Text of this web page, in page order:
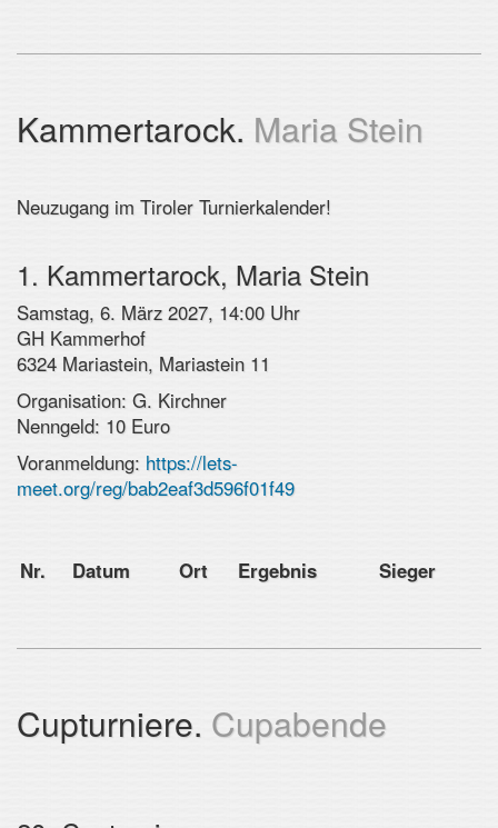
Kammertarock. Maria Stein
Neuzugang im Tiroler Turnierkalender!
1. Kammertarock, Maria Stein
Samstag, 6. März 2027, 14:00 Uhr
GH Kammerhof
6324 Mariastein, Mariastein 11
Organisation: G. Kirchner
Nenngeld: 10 Euro
Voranmeldung: https://lets-
meet.org/reg/bab2eaf3d596f01f49
Nr. Datum Ort Ergebnis Sieger
Cupturniere. Cupabende